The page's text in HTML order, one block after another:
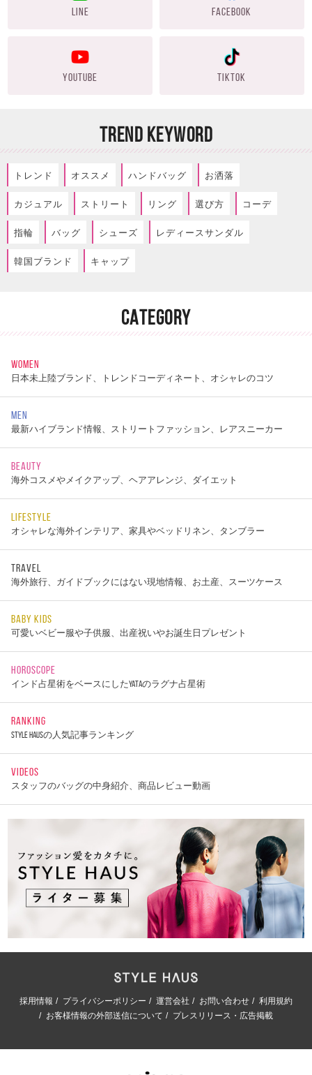
LINE FACEBOOK
YOUTUBE TIKTOK
TREND KEYWORD
トレンド オススメ ハンドバッグ お洒落
カジュアル ストリート リング 選び方 コーデ
指輪 バッグ シューズ レディースサンダル
韓国ブランド キャップ
CATEGORY
WOMEN
日本未上陸ブランド、トレンドコーディネート、オシャレのコツ
MEN
最新ハイブランド情報、ストリートファッション、レアスニーカー
BEAUTY
海外コスメやメイクアップ、ヘアアレンジ、ダイエット
LIFESTYLE
オシャレな海外インテリア、家具やベッドリネン、タンブラー
TRAVEL
海外旅行、ガイドブックにはない現地情報、お土産、スーツケース
BABY KIDS
可愛いベビー服や子供服、出産祝いやお誕生日プレゼント
HOROSCOPE
インド占星術をベースにしたYATAのラグナ占星術
RANKING
STYLE HAUSの人気記事ランキング
VIDEOS
スタッフのバッグの中身紹介、商品レビュー動画
採用情報 プライバシーポリシー 運営会社 お問い合わせ
利用規約
お客様情報の外部送信について
プレスリリース・広告掲載